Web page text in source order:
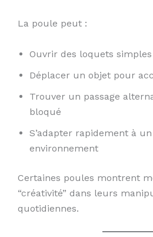
La poule peut :
Ouvrir des loquets simples
Déplacer un objet pour
Trouver un passage
bloqué
S’adapter rapidement à
environnement
Certaines poules montrent
“créativité” dans leurs
quotidiennes.